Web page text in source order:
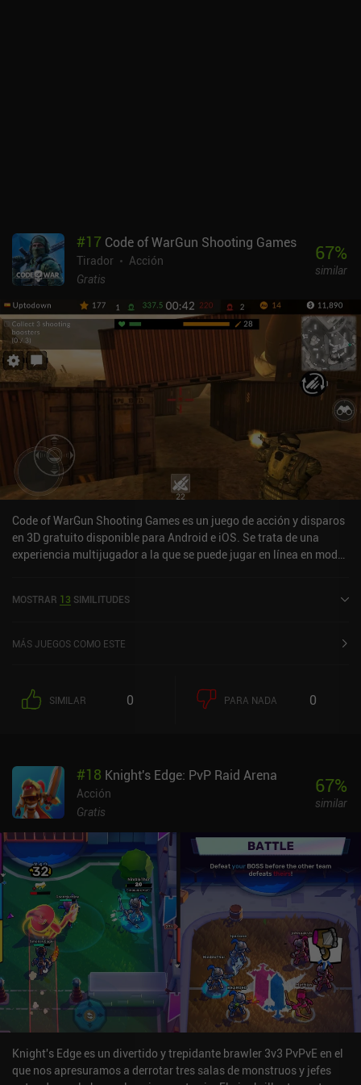
mucho derrotando a todos los demás jugadores con mi mujer para
acabar en el primer y segundo puesto. Squad Busters se monetiza
mediante iAPs que nos permiten desbloquear nuevas unidades y
proporciona una ventaja de pagar para progresar más rápido, pero
hasta ahora, he tenido una gran experiencia como jugador libre.
Creo que funciona bien como juego de acción multijugador casual.
#17 Code of WarGun Shooting Games
Tirador
Acción
Gratis
67%
similar
Code of WarGun Shooting Games es un juego de acción y disparos
en 3D gratuito disponible para Android e iOS. Se trata de una
experiencia multijugador a la que se puede jugar en línea en modo
lanzó en febrero de 2018 y tiene una valoración actual de 4,4 sobre
MOSTRAR 13 SIMILITUDES
MÁS JUEGOS COMO ESTE
SIMILAR 0 PARA NADA 0
#18 Knight's Edge: PvP Raid Arena
Acción
Gratis
67%
similar
Knight's Edge es un divertido y trepidante brawler 3v3 PvPvE en el
que nos apresuramos a derrotar tres salas de monstruos y jefes